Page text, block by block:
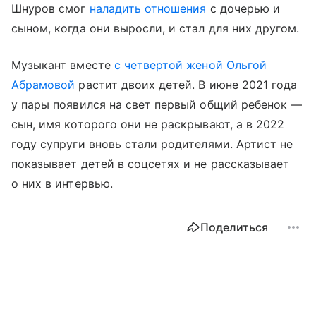
Шнуров смог наладить отношения с дочерью и
сыном, когда они выросли, и стал для них другом.
Музыкант вместе с четвертой женой Ольгой
Абрамовой растит двоих детей. В июне 2021 года
у пары появился на свет первый общий ребенок —
сын, имя которого они не раскрывают, а в 2022
году супруги вновь стали родителями. Артист не
показывает детей в соцсетях и не рассказывает
о них в интервью.
Поделиться